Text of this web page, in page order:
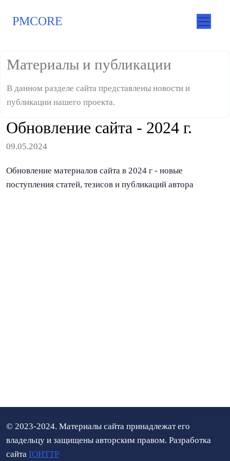
PMCORE
Материалы и публикации
В данном разделе сайта представлены новости и
публикации нашего проекта.
Обновление сайта - 2024 г.
09.05.2024
Обновление материалов сайта в 2024 г - новые
поступления статей, тезисов и публикаций автора
© 2023-2024. Материалы сайта принадлежат его
владельцу и защищены авторским правом. Разработка
сайта IOHTTP